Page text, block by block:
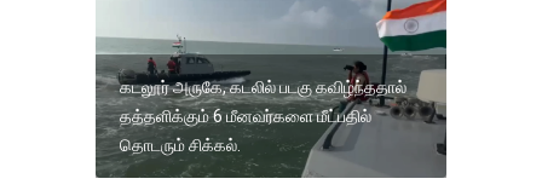
கடலூர் அருகே, கடலில் படகு கவிழ்ந்ததால்
தத்தளிக்கும் 6 மீனவர்களை மீட்பதில்
தொடரும் சிக்கல்.